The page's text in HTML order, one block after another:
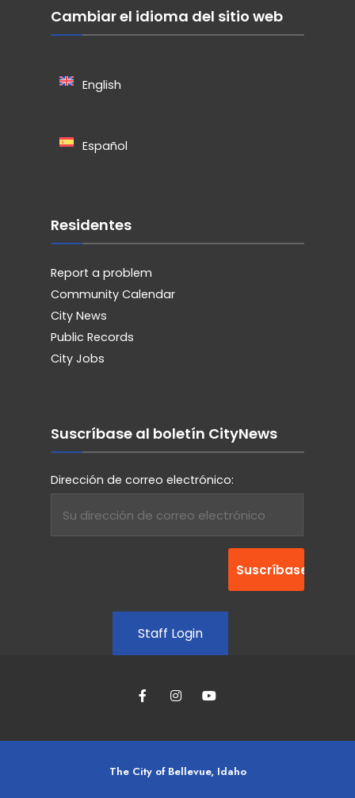
Cambiar el idioma del sitio web
English
Español
Residentes
Report a problem
Community Calendar
City News
Public Records
City Jobs
Suscríbase al boletín CityNews
Dirección de correo electrónico:
Staff Login
The City of Bellevue, Idaho